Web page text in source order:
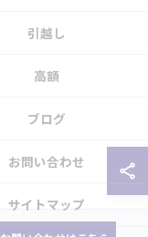
引越し
高額
ブログ
お問い合わせ
サイトマップ